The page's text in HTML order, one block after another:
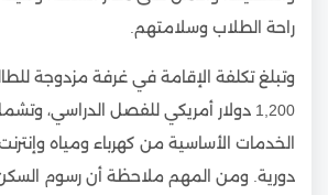
راحة الطلاب وسلامتهم.
وتبلغ تكلفة الإقامة في غرفة مزدوجة
1,200 دولار أمريكي للفصل الدراسي،
الخدمات الأساسية من كهرباء ومياه
دورية. ومن المهم ملاحظة أن رسوم السكن